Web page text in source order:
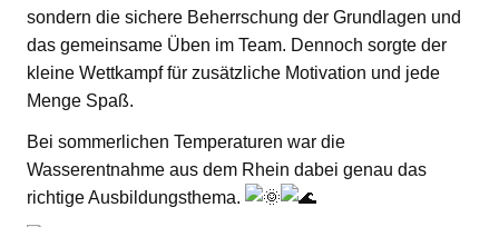
sondern die sichere Beherrschung der Grundlagen und
das gemeinsame Üben im Team. Dennoch sorgte der
kleine Wettkampf für zusätzliche Motivation und jede
Menge Spaß.
Bei sommerlichen Temperaturen war die
Wasserentnahme aus dem Rhein dabei genau das
richtige Ausbildungsthema.